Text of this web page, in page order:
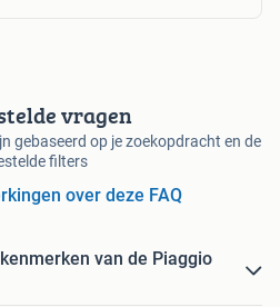
vragen
gebaseerd op je zoekopdracht en de
filters
over deze FAQ
van de Piaggio